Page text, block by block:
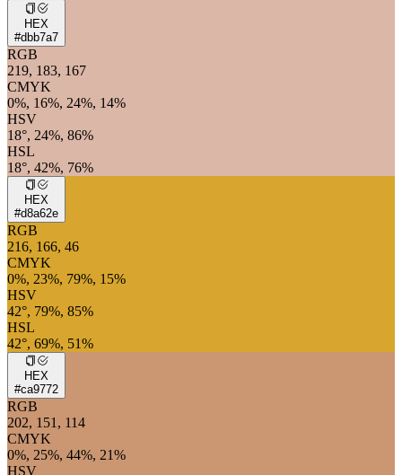
HEX
#dbb7a7
RGB
219, 183, 167
CMYK
0%, 16%, 24%, 14%
HSV
18°, 24%, 86%
HSL
18°, 42%, 76%
HEX
#d8a62e
RGB
216, 166, 46
CMYK
0%, 23%, 79%, 15%
HSV
42°, 79%, 85%
HSL
42°, 69%, 51%
HEX
#ca9772
RGB
202, 151, 114
CMYK
0%, 25%, 44%, 21%
HSV